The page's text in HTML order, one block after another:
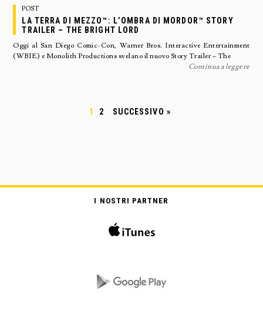
POST
LA TERRA DI MEZZO™: L’OMBRA DI MORDOR™ STORY
TRAILER – THE BRIGHT LORD
Oggi al San Diego Comic-Con, Warner Bros. Interactive Entertainment
(WBIE) e Monolith Productions svelano il nuovo Story Trailer – The
Continua a leggere
1 2 SUCCESSIVO »
I NOSTRI PARTNER